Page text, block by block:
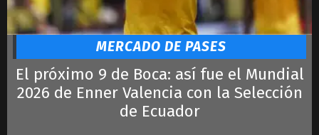
MERCADO DE PASES
El próximo 9 de Boca: así fue el Mundial
2026 de Enner Valencia con la Selección
de Ecuador